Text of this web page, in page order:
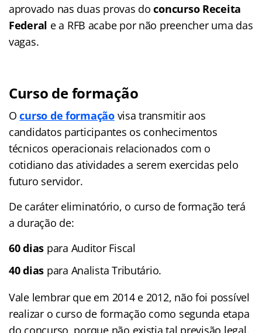
aprovado nas duas provas doconcurso Receita
Federal e a RFB acabe por não preencher uma das
vagas.
Curso de formação
Ocurso de formaçãovisa transmitir aos
candidatos participantes os conhecimentos
técnicos operacionais relacionados com o
cotidiano das atividades a serem exercidas pelo
futuro servidor.
De caráter eliminatório, o curso de formação terá
a duração de:
60 dias para Auditor Fiscal
40 dias para Analista Tributário.
Vale lembrar que em 2014 e 2012, não foi possível
realizar o curso de formação como segunda etapa
do concurso, porque não existia tal previsão legal.